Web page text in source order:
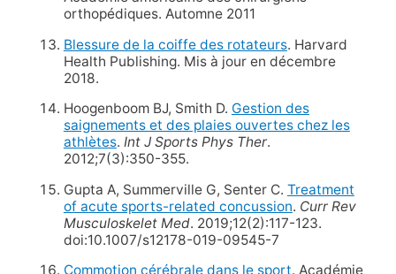
orthopédiques. Automne 2011
Blessure de la coiffe des rotateurs. Harvard
Health Publishing. Mis à jour en décembre
2018.
Hoogenboom BJ, Smith D. Gestion des
saignements et des plaies ouvertes chez les
athlètes. Int J Sports Phys Ther.
2012;7(3):350-355.
Gupta A, Summerville G, Senter C. Treatment
of acute sports-related concussion. Curr Rev
Musculoskelet Med. 2019;12(2):117-123.
doi:10.1007/s12178-019-09545-7
Commotion cérébrale dans le sport. Académie